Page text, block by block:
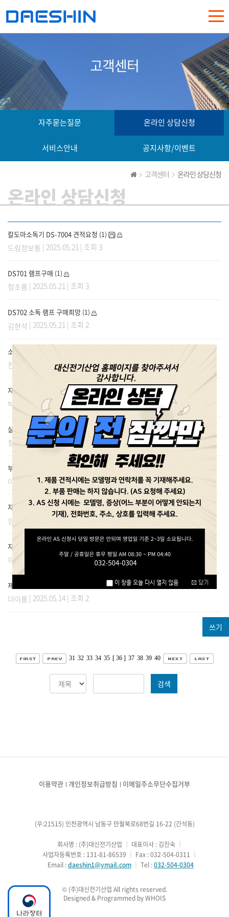
고객센터
자주묻는질문 온라인 상담신청
서비스안내 공지사항/이벤트
고객센터 온라인 상담신청
온라인 상담신청
칼도마소독기 DS-7004 견적요청 (1)
드림정보통 | 2025.05.21 | 조회 3
DS701 램프구매 (1)
청초롬 | 2025.05.21 | 조회 3
DS702 소독 램프 구매희망 (1)
김현석 | 2025.05.21 | 조회 2
소독 램프 관련
전호자| 2025.05.20 | 조회 4
자외선 칼도마 살균건조기 as(1)
박정하 | 2025.05.20 | 조회 2
살균램프(3)
청초롬| 2025.05.20 | 조회 2
부품 구매
아노덴 | 2025.05.16 | 조회 2
자외선살균소독기 해썹인증 (1)
임다빈 | 2025.05.15 | 조회 2
자외선 살균 소독기 (DS 706) 램프구입
이경림 | 2025.05.15 | 조회 4
제품 견적 문의 드립니다.
더이룸 | 2025.05.14 | 조회 2
쓰기
31 32 33 34 35 [ 36 ] 37 38 39 40
검색
이용약관 개인정보취급방침 이메일주소무단수집거부
(우:21515) 인천광역시 남동구 만월북로68번길 16-22 (간석동)
        회사명 : (주)대신전기산업
대표이사 : 김진숙 ｜
        사업자등록번호 : 131-81-86539
Fax : 032-504-0311
        Email :
daeshin1@ymail.com Tel : 032-504-0304
© (주)대신전기산업 All rights reserved.
Designed & Programmed by WHOIS